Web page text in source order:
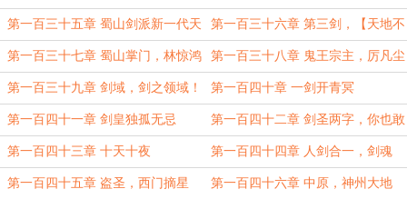
第一百三十五章 蜀山剑派新一代天
骄
第一百三十六章 第三剑，【天地不
仁】
第一百三十七章 蜀山掌门，林惊鸿 第一百三十八章 鬼王宗主，厉凡尘
第一百三十九章 剑域，剑之领域！ 第一百四十章 一剑开青冥
第一百四十一章 剑皇独孤无忌 第一百四十二章 剑圣两字，你也敢
说！
第一百四十三章 十天十夜 第一百四十四章 人剑合一，剑魂
第一百四十五章 盗圣，西门摘星 第一百四十六章 中原，神州大地